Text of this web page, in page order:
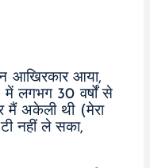
आखिरकार आया,
में लगभग 30 वर्षों से
मैं अकेली थी (मेरा
नहीं ले सका,